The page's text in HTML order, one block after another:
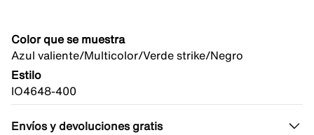
Color que se muestra
Azul valiente/Multicolor/Verde strike/Negro
Estilo
IO4648-400
Envíos y devoluciones gratis